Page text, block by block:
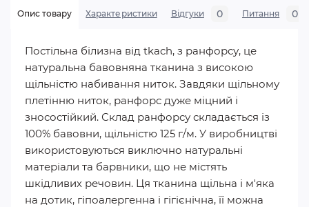
Опис товару Характеристики Відгуки 0 Питання 0
Постільна білизна від tkach, з ранфорсу, це
натуральна бавовняна тканина з високою
щільністю набивання ниток. Завдяки щільному
плетінню ниток, ранфорс дуже міцний і
зносостійкий. Склад ранфорсу складається із
100% бавовни, щільністю 125 г/м. У виробництві
використовуються виключно натуральні
матеріали та барвники, що не містять
шкідливих речовин. Ця тканина щільна і м'яка
на дотик, гіпоалергенна і гігієнічна, її можна